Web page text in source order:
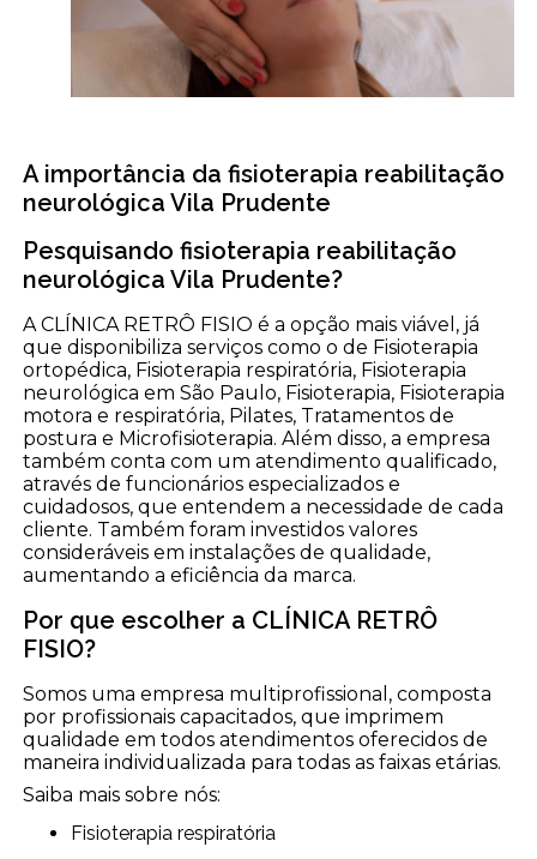
A importância da fisioterapia reabilitação
neurológica Vila Prudente
Pesquisando fisioterapia reabilitação
neurológica Vila Prudente?
A CLÍNICA RETRÔ FISIO é a opção mais viável, já
que disponibiliza serviços como o de Fisioterapia
ortopédica, Fisioterapia respiratória, Fisioterapia
neurológica em São Paulo, Fisioterapia, Fisioterapia
motora e respiratória, Pilates, Tratamentos de
postura e Microfisioterapia. Além disso, a empresa
também conta com um atendimento qualificado,
através de funcionários especializados e
cuidadosos, que entendem a necessidade de cada
cliente. Também foram investidos valores
consideráveis em instalações de qualidade,
aumentando a eficiência da marca.
Por que escolher a CLÍNICA RETRÔ
FISIO?
Somos uma empresa multiprofissional, composta
por profissionais capacitados, que imprimem
qualidade em todos atendimentos oferecidos de
maneira individualizada para todas as faixas etárias.
Saiba mais sobre nós:
Fisioterapia respiratória